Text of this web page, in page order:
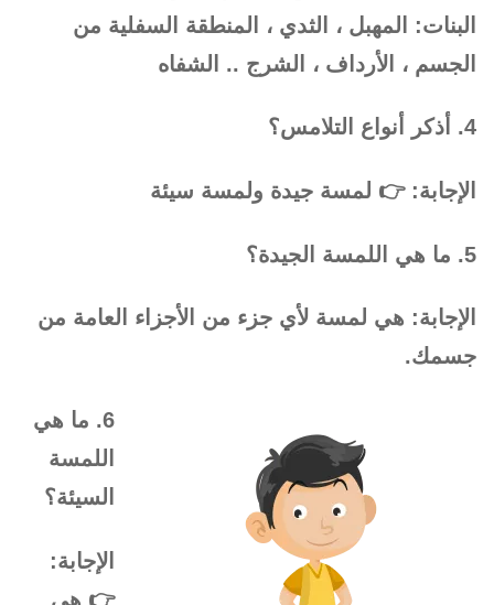
البنات: المهبل ، الثدي ، المنطقة السفلية من
الجسم ، الأرداف ، الشرج .. الشفاه
4. أذكر أنواع التلامس؟
الإجابة: 👉 لمسة جيدة ولمسة سيئة
5. ما هي اللمسة الجيدة؟
الإجابة: هي لمسة لأي جزء من الأجزاء العامة من
جسمك.
6. ما هي
اللمسة
السيئة؟
الإجابة:
👉 هي